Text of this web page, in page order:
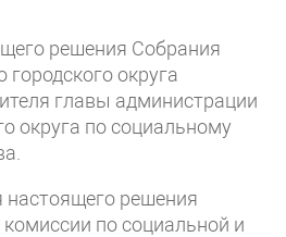
решения Собрания
городского округа
главы администрации
округа по социальному
настоящего решения
по социальной и